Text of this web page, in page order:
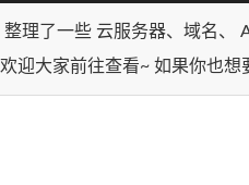
整理了一些 云服务器、域名、
欢迎大家前往查看~ 如果你也